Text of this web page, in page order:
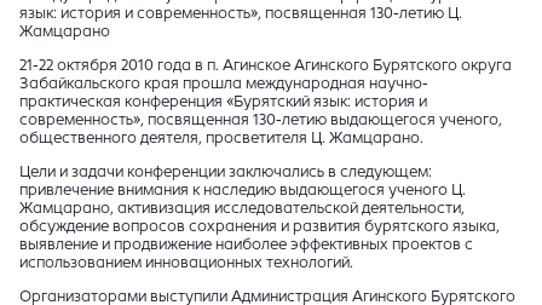
язык: история и современность», посвященная 130-летию Ц.
Жамцарано
21-22 октября 2010 года в п. Агинское Агинского Бурятского округа
Забайкальского края прошла международная научно-
практическая конференция «Бурятский язык: история и
современность», посвященная 130-летию выдающегося ученого,
общественного деятеля, просветителя Ц. Жамцарано.
Цели и задачи конференции заключались в следующем:
привлечение внимания к наследию выдающегося ученого Ц.
Жамцарано, активизация исследовательской деятельности,
обсуждение вопросов сохранения и развития бурятского языка,
выявление и продвижение наиболее эффективных проектов с
использованием инновационных технологий.
Организаторами выступили Администрация Агинского Бурятского